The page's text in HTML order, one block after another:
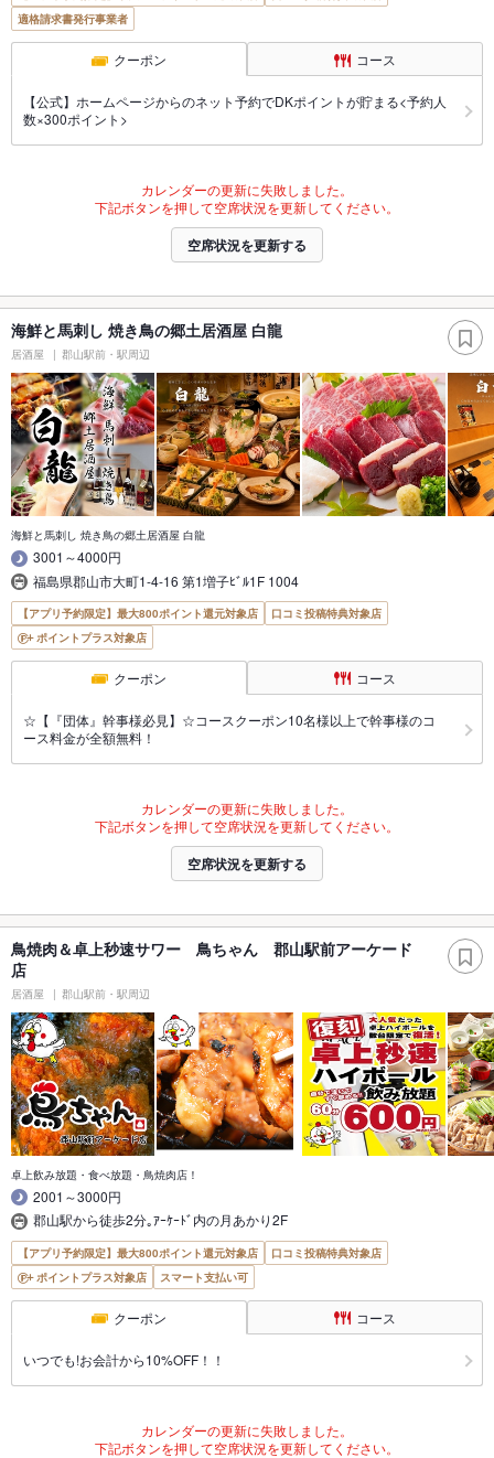
適格請求書発行事業者
クーポン コース
【公式】ホームページからのネット予約でDKポイントが貯まる<予約人
数×300ポイント>
カレンダーの更新に失敗しました。
下記ボタンを押して空席状況を更新してください。
空席状況を更新する
海鮮と馬刺し 焼き鳥の郷土居酒屋 白龍
居酒屋 郡山駅前・駅周辺
海鮮と馬刺し 焼き鳥の郷土居酒屋 白龍
3001～4000円
福島県郡山市大町1-4-16 第1増子ﾋﾞﾙ1F 1004
【アプリ予約限定】最大800ポイント還元対象店
口コミ投稿特典対象店
ポイントプラス対象店
クーポン コース
☆【『団体』幹事様必見】☆コースクーポン10名様以上で幹事様のコ
ース料金が全額無料！
カレンダーの更新に失敗しました。
下記ボタンを押して空席状況を更新してください。
空席状況を更新する
鳥焼肉＆卓上秒速サワー 鳥ちゃん 郡山駅前アーケード
店
居酒屋 郡山駅前・駅周辺
卓上飲み放題・食べ放題・鳥焼肉店！
2001～3000円
郡山駅から徒歩2分｡ｱｰｹｰﾄﾞ内の月あかり2F
【アプリ予約限定】最大800ポイント還元対象店
口コミ投稿特典対象店
ポイントプラス対象店
スマート支払い可
クーポン コース
いつでも!お会計から10%OFF！！
カレンダーの更新に失敗しました。
下記ボタンを押して空席状況を更新してください。